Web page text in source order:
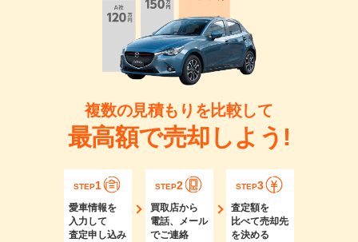
複数の見積もりを比較して
最高額で売却しよう!
STEP1
愛車情報を
入力して
査定申し込み
STEP2
買取店から
電話、メール
でご連絡
STEP3
査定額を
比べて売却先
を決める